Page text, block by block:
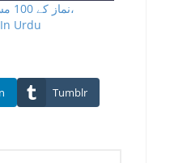
Urdu
Tumblr